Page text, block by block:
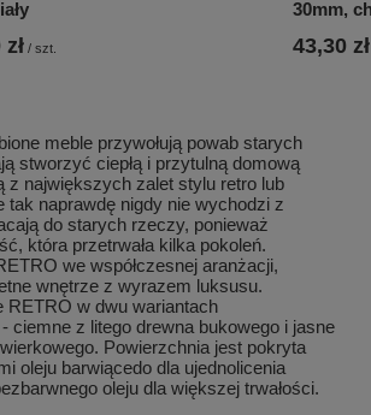
/ szt.
30mm,
43,30 zł
meble przywołują powab starych
stworzyć ciepłą i przytulną domową
z największych zalet stylu retro lub
tak naprawdę nigdy nie wychodzi z
do starych rzeczy, ponieważ
która przetrwała kilka pokoleń.
we współczesnej aranżacji,
wnętrze z wyrazem luksusu.
RETRO w dwu wariantach
ciemne z litego drewna bukowego i jasne
Powierzchnia jest pokryta
oleju barwiącedo dla ujednolicenia
oleju dla większej trwałości.